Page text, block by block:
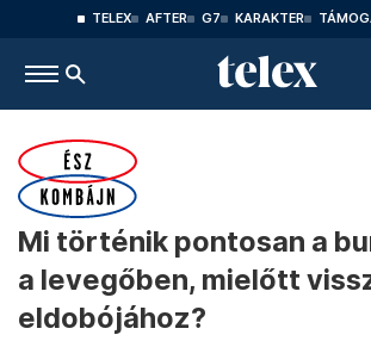
TELEX AFTER G7 KARAKTER
Mi történik pontosan a
a levegőben, mielőtt
eldobójához?